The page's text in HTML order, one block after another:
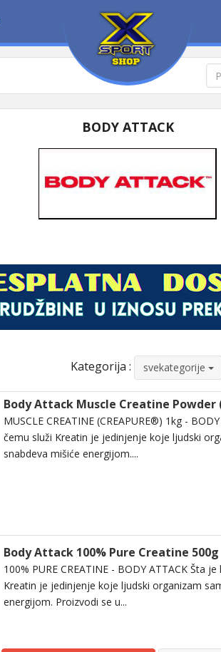
BODY ATTACK
Kategorija : svekategorije
Body Attack Muscle Creatine
MUSCLE CREATINE (CREAPURE®) 1kg -
čemu služi Kreatin je jedinjenje koje ljudski
snabdeva mišiće energijom....
Body Attack 100% Pure Creatine 500g
100% PURE CREATINE - BODY ATTACK Šta
Kreatin je jedinjenje koje ljudski organizam
energijom. Proizvodi se u...